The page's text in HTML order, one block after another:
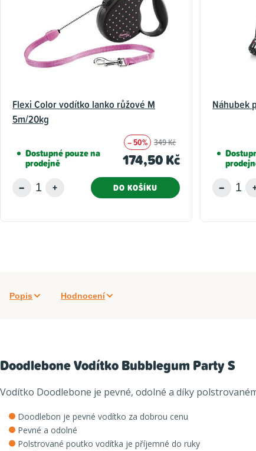
Flexi Color vodítko lanko růžové M
5m/20kg
Dostupné pouze na
prodejně
– 50% 349 Kč
174,50 Kč
DO KOŠÍKU
Náhubek
Popis Hodnocení
Doodlebone Vodítko Bubblegum Party S
Vodítko Doodlebone je pevné, odolné a díky
Doodlebon je pevné vodítko za dobrou cenu
Pevné a odolné
Polstrované poutko vodítka je příjemné do ruky